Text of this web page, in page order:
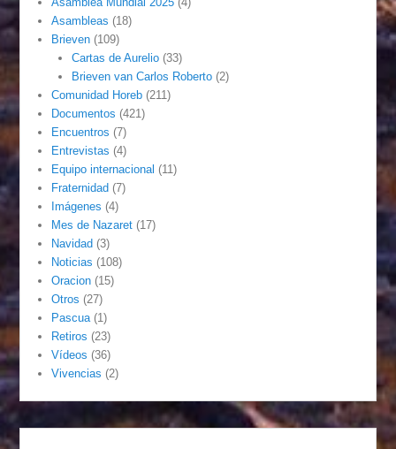
Asambleas (18)
Brieven (109)
Cartas de Aurelio(33)
Brieven van Carlos Roberto(2)
Comunidad Horeb (211)
Documentos (421)
Encuentros (7)
Entrevistas (4)
Equipo internacional (11)
Fraternidad (7)
Imágenes (4)
Mes de Nazaret (17)
Navidad (3)
Noticias (108)
Oracion (15)
Otros (27)
Pascua (1)
Retiros (23)
Vídeos (36)
Vivencias (2)